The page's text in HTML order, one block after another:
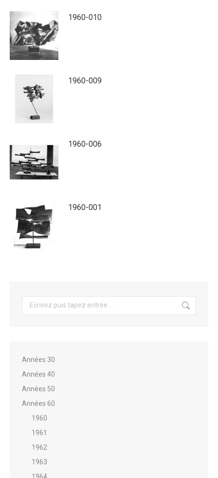
1960-010
1960-009
1960-006
1960-001
Recherche
:
Années 30
Années 40
Années 50
Années 60
1960
1961
1962
1963